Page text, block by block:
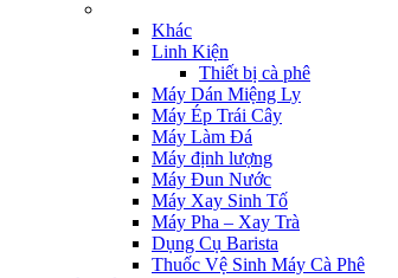
Khác
Linh Kiện
Thiết bị cà phê
Máy Dán Miệng Ly
Máy Ép Trái Cây
Máy Làm Đá
Máy định lượng
Máy Đun Nước
Máy Xay Sinh Tố
Máy Pha – Xay Trà
Dụng Cụ Barista
Thuốc Vệ Sinh Máy Cà Phê